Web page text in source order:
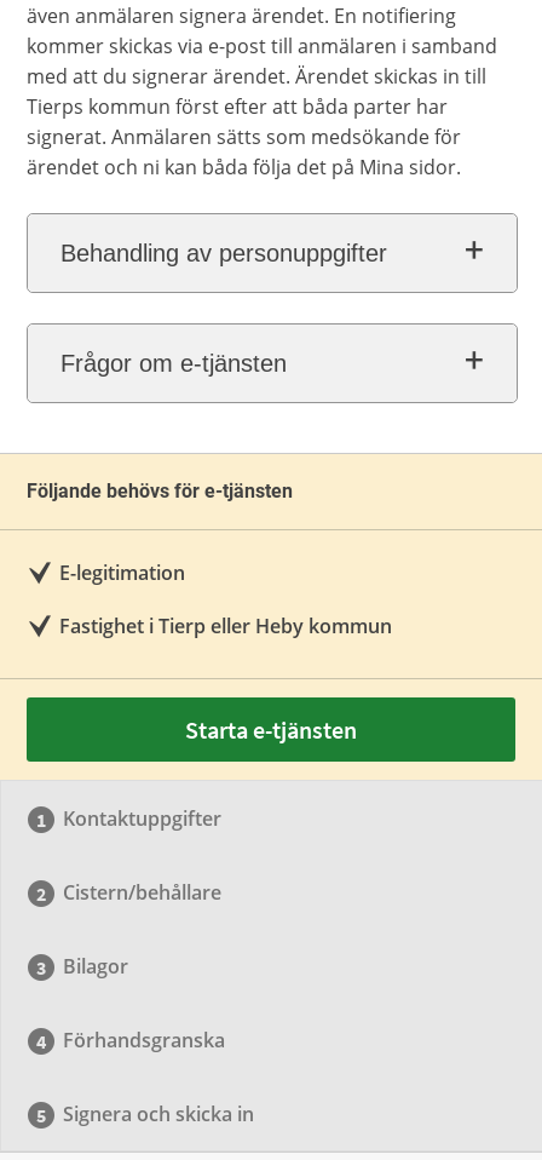
även anmälaren signera ärendet. En notifiering
kommer skickas via e-post till anmälaren i samband
med att du signerar ärendet. Ärendet skickas in till
Tierps kommun först efter att båda parter har
signerat. Anmälaren sätts som medsökande för
ärendet och ni kan båda följa det på Mina sidor.
Behandling av personuppgifter
Frågor om e-tjänsten
Följande behövs för e-tjänsten
E-legitimation
Fastighet i Tierp eller Heby kommun
Starta e-tjänsten
Kontaktuppgifter
Cistern/behållare
Bilagor
Förhandsgranska
Signera och skicka in